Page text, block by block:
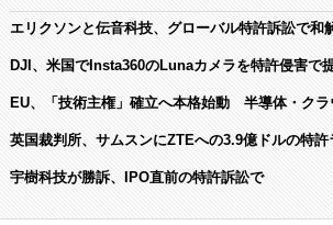
エリクソンと伝音科技、グローバル特許訴訟で和
DJI、米国でInsta360のLunaカメラを特許侵害で
EU、「技術主権」確立へ本格始動 半導体・ク
英国裁判所、サムスンにZTEへの3.9億ドルの特
宇樹科技が勝訴、IPO直前の特許訴訟で